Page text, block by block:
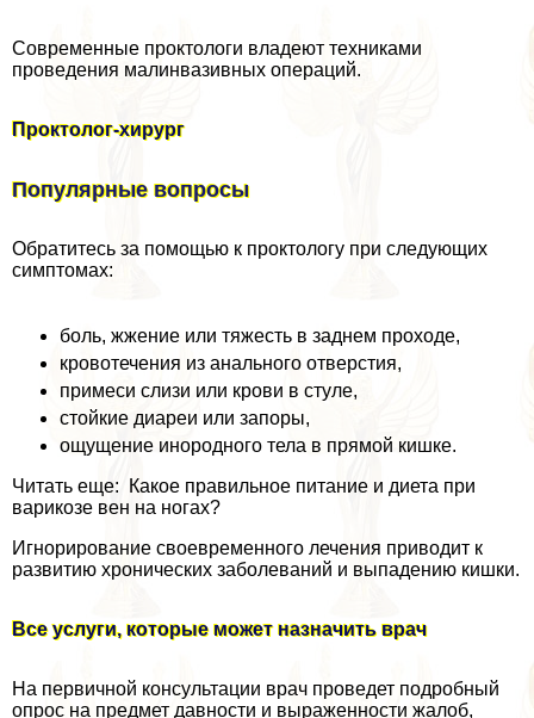
Современные проктологи владеют техниками
проведения малинвазивных операций.
Проктолог-хирург
Популярные вопросы
Обратитесь за помощью к проктологу при следующих
симптомах:
боль, жжение или тяжесть в заднем проходе,
кровотечения из aнaльного отверстия,
примеси слизи или крови в стуле,
стойкие диареи или запоры,
ощущение инородного тела в прямой кишке.
Читать еще: Какое правильное питание и диета при
варикозе вен на ногах?
Игнорирование своевременного лечения приводит к
развитию хронических заболеваний и выпадению кишки.
Все услуги, которые может назначить врач
На первичной консультации врач проведет подробный
опрос на предмет давности и выраженности жалоб,